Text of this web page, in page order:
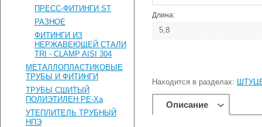
ПРЕСС-ФИТИНГИ ST
РАЗНОЕ
ФИТИНГИ ИЗ
НЕРЖАВЕЮЩЕЙ СТАЛИ
TRI - CLAMP AISI 304
МЕТАЛЛОПЛАСТИКОВЫЕ
ТРУБЫ И ФИТИНГИ
ТРУБЫ СШИТЫЙ
ПОЛИЭТИЛЕН PE-Xa
УТЕПЛИТЕЛЬ ТРУБНЫЙ
НПЭ
Длина:
5,8
Находится в разделах:
Описание